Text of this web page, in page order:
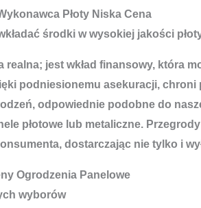
Płoty Niska Cena
środki w wysokiej jakości
realna; jest wkład finansowy, która
podniesionemu asekuracji,
odpowiednie podobne do
płotowe lub metaliczne.
dostarczając nie tylko i
Ogrodzenia Panelowe
wyborów